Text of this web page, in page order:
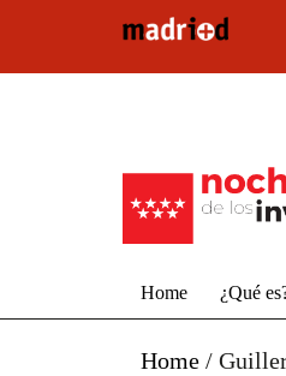
Home ¿Qué
Home /